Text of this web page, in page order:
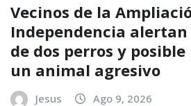
Vecinos de la
Independencia
de dos perros y
un animal agresivo
Jesus Ago 9, 2026